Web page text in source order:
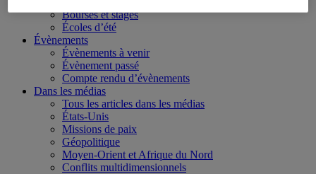
Bourses et stages
Écoles d’été
Évènements
Évènements à venir
Évènement passé
Compte rendu d’évènements
Dans les médias
Tous les articles dans les médias
États-Unis
Missions de paix
Géopolitique
Moyen-Orient et Afrique du Nord
Conflits multidimensionnels